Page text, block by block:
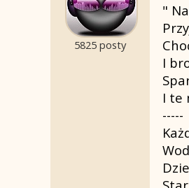
5825 posty
"
I
I te
-----